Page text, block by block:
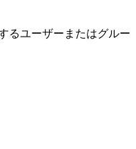
るユーザーまたはグルー